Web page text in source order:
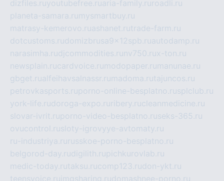
dizfiles.ruyoutubefree.ruaria-family.ru roadli.ru
planeta-samara.ru mysmartbuy.ru
matrasy-kemerovo.ruashanet.rutrade-farm.ru
dotcustoms.rudomizbrusa9x12spb.ruautodamp.ru
narasimha.rudjcommodities.ru nv750.rux-ton.ru
newsplain.rucardvoice.ru modopaper.ru manunae.ru
gbget.rualfeihavsalnassr.ru madoma.rutajuncos.ru
petrovkasports.ruporno-online-besplatno.rusplclub.ru
york-life.rudoroga-expo.ru ribery.rucleanmedicine.ru
slovar-ivrit.ruporno-video-besplatno.ruseks-365.ru
ovucontrol.rusloty-igrovyye-avtomaty.ru
ru-industriya.ru russkoe-porno-besplatno.ru
belgorod-day.rudigilith.rupichkurovlab.ru
medic-today.rutaksu.rucomp123.rudon-ykt.ru
teensvoice.ru imgsharing.rudomashnee-porno.ru